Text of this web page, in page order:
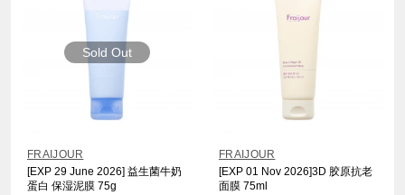
Sold Out
FRAIJOUR
[EXP 29 June 2026] 益生菌牛奶
蛋白 保湿泥膜 75g
FRAIJOUR
[EXP 01 Nov 2026]3D 胶原抗老
面膜 75ml